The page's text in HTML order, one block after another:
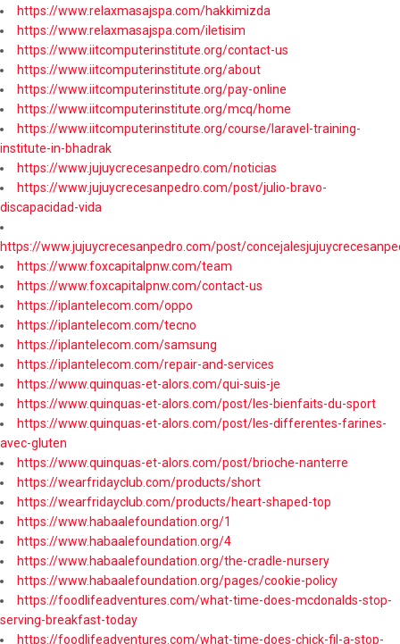
https://www.relaxmasajspa.com/hakkimizda
https://www.relaxmasajspa.com/iletisim
https://www.iitcomputerinstitute.org/contact-us
https://www.iitcomputerinstitute.org/about
https://www.iitcomputerinstitute.org/pay-online
https://www.iitcomputerinstitute.org/mcq/home
https://www.iitcomputerinstitute.org/course/laravel-training-
institute-in-bhadrak
https://www.jujuycrecesanpedro.com/noticias
https://www.jujuycrecesanpedro.com/post/julio-bravo-
discapacidad-vida
https://www.jujuycrecesanpedro.com/post/
https://www.foxcapitalpnw.com/team
https://www.foxcapitalpnw.com/contact-us
https://iplantelecom.com/oppo
https://iplantelecom.com/tecno
https://iplantelecom.com/samsung
https://iplantelecom.com/repair-and-services
https://www.quinquas-et-alors.com/qui-suis-je
https://www.quinquas-et-alors.com/post/les-bienfaits-du-sport
https://www.quinquas-et-alors.com/post/les-differentes-farines-
avec-gluten
https://www.quinquas-et-alors.com/post/brioche-nanterre
https://wearfridayclub.com/products/short
https://wearfridayclub.com/products/heart-shaped-top
https://www.habaalefoundation.org/1
https://www.habaalefoundation.org/4
https://www.habaalefoundation.org/the-cradle-nursery
https://www.habaalefoundation.org/pages/cookie-policy
https://foodlifeadventures.com/what-time-does-mcdonalds-stop-
serving-breakfast-today
https://foodlifeadventures.com/what-time-does-chick-fil-a-stop-